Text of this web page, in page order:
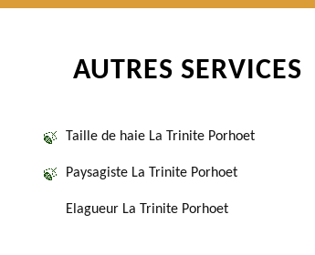
AUTRES SERVICES
Taille de haie La Trinite Porhoet
Paysagiste La Trinite Porhoet
Elagueur La Trinite Porhoet